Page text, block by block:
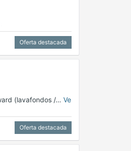
Oferta destacada
(lavafondos /… Ve
Oferta destacada